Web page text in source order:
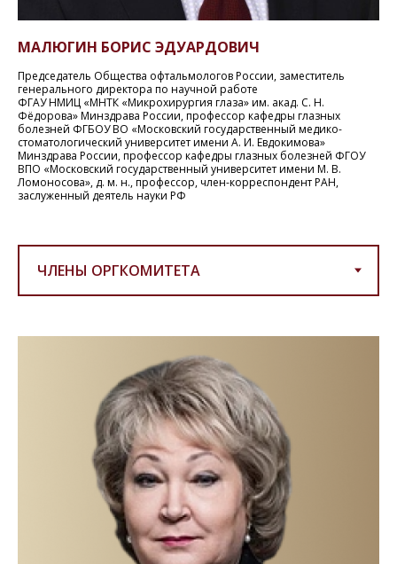
МАЛЮГИН БОРИС ЭДУАРДОВИЧ
Председатель Общества офтальмологов России, заместитель
генерального директора по научной работе
ФГАУ НМИЦ «МНТК «Микрохирургия глаза» им. акад. С. Н.
Фёдорова» Минздрава России, профессор кафедры глазных
болезней ФГБОУ ВО «Московский государственный медико-
стоматологический университет имени А. И. Евдокимова»
Минздрава России, профессор кафедры глазных болезней ФГОУ
ВПО «Московский государственный университет имени М. В.
Ломоносова», д. м. н., профессор, член-корреспондент РАН,
заслуженный деятель науки РФ